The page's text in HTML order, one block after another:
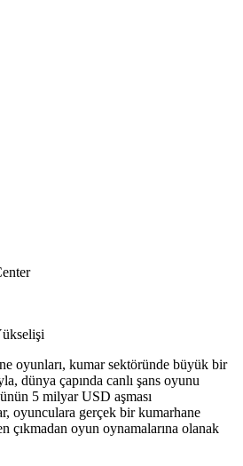
oyunları, kumar sektöründe büyük bir
dünya çapında canlı şans oyunu
5 milyar USD aşması
oyunculara gerçek bir kumarhane
çıkmadan oyun oynamalarına olanak